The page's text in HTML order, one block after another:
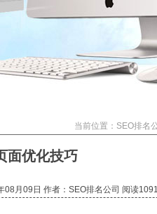
当前位置： SEO排名
面优化技巧
08月09日 作者：SEO排名公司 阅读109